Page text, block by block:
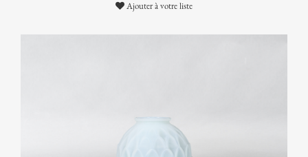
Ajouter à votre liste